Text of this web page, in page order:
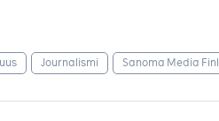
Journalismi Sanoma Media